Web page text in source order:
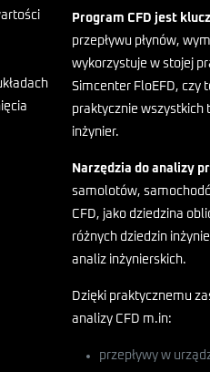
Program CFD jest
przepływu płynów,
wykorzystuje w stojej
Simcenter FloEFD, czy
praktycznie wszystkich
inżynier.
Narzędzia do analizy
samolotów,
CFD, jako dziedzina
różnych dziedzin
analiz inżynierskich.
Dzięki praktycznemu
analizy CFD m.in:
przepływy w